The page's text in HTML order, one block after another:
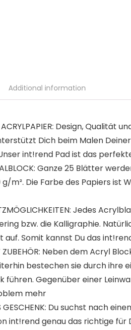
Additional information
ACRYLPAPIER: Design,
Dich beim Malen
int!rend Pad ist das
Ganze 25 Blätter
m². Die Farbe des Papiers ist
Jedes
bzw. die Kalligraphie.
auf. Somit kannst Du das
ZUBEHÖR: Neben dem Acryl
bestechen sie durch ihre
führen. Gegenüber einer
mehr
GESCHENK: Du suchst nach
int!rend genau das richtige